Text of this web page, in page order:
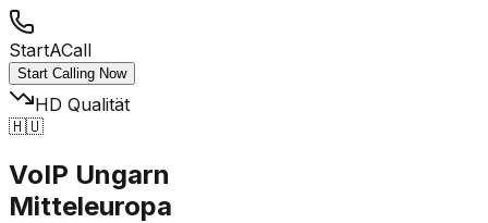
StartACall
Start Calling Now
HD Qualität
🇭🇺
VoIP Ungarn
Mitteleuropa